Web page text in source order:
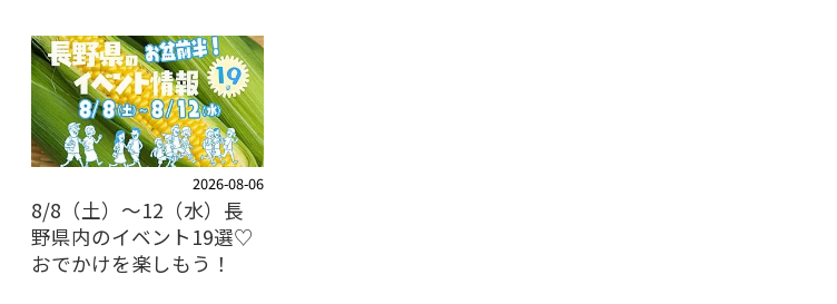
2026-08-06
8/8（土）〜12（水）長
野県内のイベント19選♡
おでかけを楽しもう！